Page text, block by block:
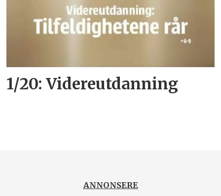
1/20: Videreutdanning
ANNONSERE